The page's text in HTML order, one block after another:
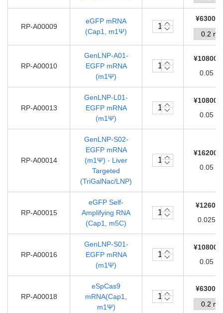
RP-A00009
eGFP mRNA
(Cap1, m1Ψ)
RP-A00010
GenLNP-A01-
EGFP mRNA
(m1Ψ)
0.05
RP-A00013
GenLNP-L01-
EGFP mRNA
(m1Ψ)
0.05
RP-A00014
GenLNP-S02-
EGFP mRNA
(m1Ψ) - Liver
Targeted
(TriGalNac/LNP)
0.05
RP-A00015
eGFP Self-
Amplifying RNA
(Cap1, m5C)
0.025
RP-A00016
GenLNP-S01-
EGFP mRNA
(m1Ψ)
0.05
RP-A00018
eSpCas9
mRNA(Cap1,
m1Ψ)